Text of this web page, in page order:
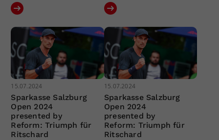
15.07.2024
Sparkasse Salzburg
Open 2024
presented by
Reform: Triumph für
Ritschard
15.07.2024
Sparkasse Salzburg
Open 2024
presented by
Reform: Triumph für
Ritschard